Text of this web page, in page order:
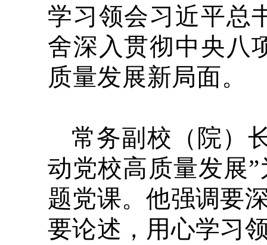
学习领会习近平总
舍深入贯彻中央八
质量发展新局面。
常务副校（院）
动党校高质量发展
题党课。他强调要
要论述，用心学习